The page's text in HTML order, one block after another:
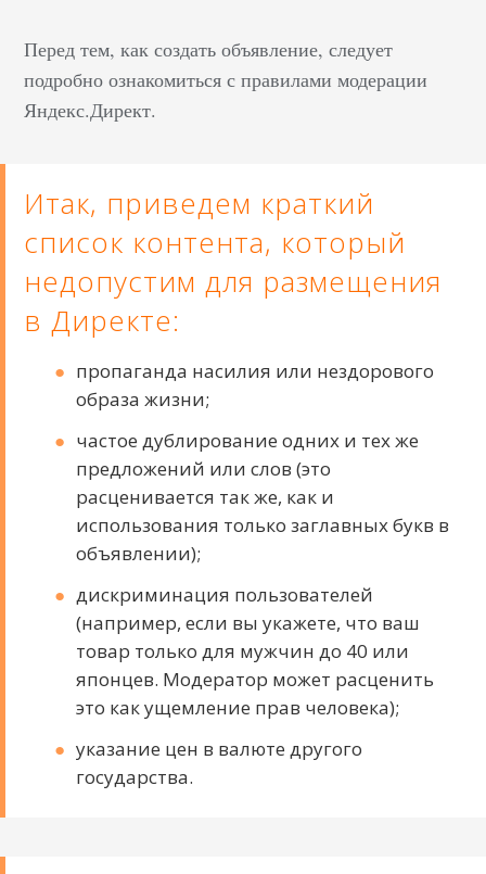
Перед тем, как создать объявление, следует
подробно ознакомиться с правилами модерации
Яндекс.Директ.
Итак, приведем краткий
список контента, который
недопустим для размещения
в Директе:
пропаганда насилия или нездорового
образа жизни;
частое дублирование одних и тех же
предложений или слов (это
расценивается так же, как и
использования только заглавных букв в
объявлении);
дискриминация пользователей
(например, если вы укажете, что ваш
товар только для мужчин до 40 или
японцев. Модератор может расценить
это как ущемление прав человека);
указание цен в валюте другого
государства.